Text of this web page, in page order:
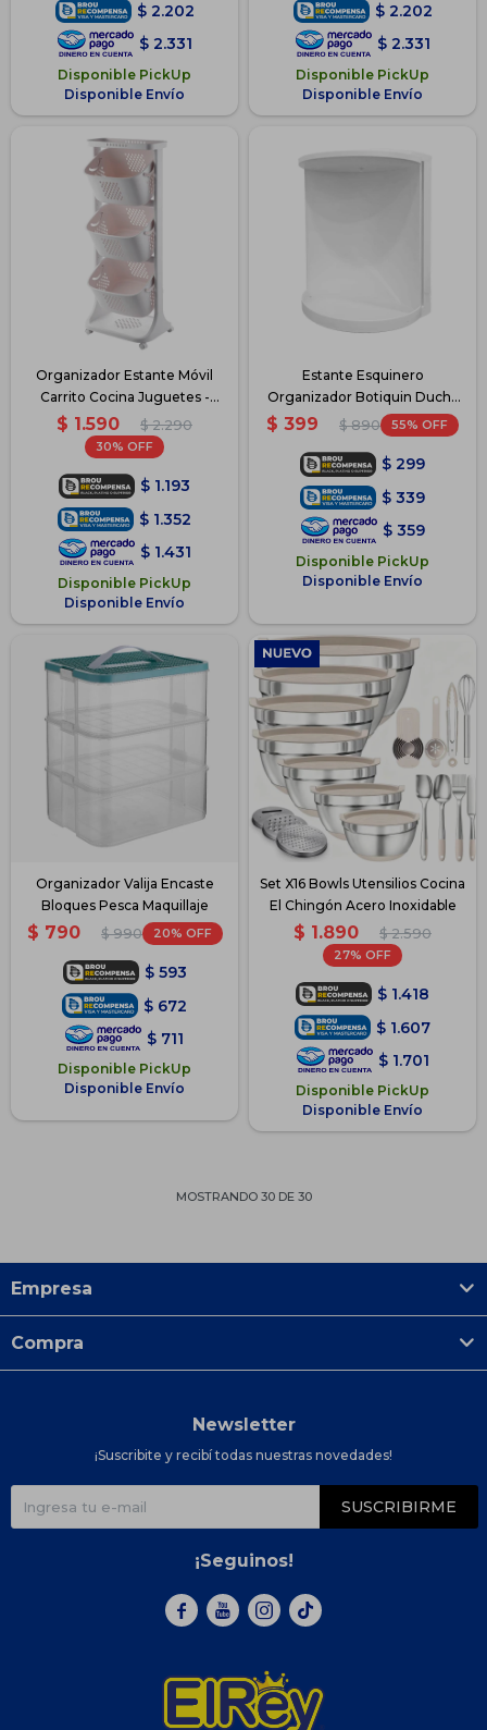
$ 2.202
$ 2.331
Disponible PickUp
Disponible Envío
$ 2.202
$ 2.331
Disponible PickUp
Disponible Envío
Organizador Estante Móvil
Carrito Cocina Juguetes -
Blanco
$ 1.590 $ 2.290
30
$ 1.193
$ 1.352
$ 1.431
Disponible PickUp
Disponible Envío
Estante Esquinero
Organizador Botiquin Ducha
Baño
$ 399 $ 890 55
$ 299
$ 339
$ 359
Disponible PickUp
Disponible Envío
Organizador Valija Encaste
Bloques Pesca Maquillaje
$ 790 $ 990 20
$ 593
$ 672
$ 711
Disponible PickUp
Disponible Envío
Set X16 Bowls Utensilios Cocina
El Chingón Acero Inoxidable
$ 1.890 $ 2.590
27
$ 1.418
$ 1.607
$ 1.701
Disponible PickUp
Disponible Envío
MOSTRANDO 30DE 30
Empresa
Compra
Newsletter
¡Suscribite y recibí todas nuestras novedades!
SUSCRIBIRME
¡Seguinos!
  